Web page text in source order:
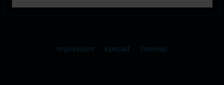
Impressum Kontakt Sitemap